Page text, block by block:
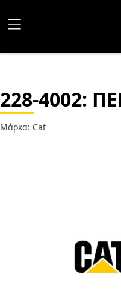
228-4002:
Μάρκα: Cat